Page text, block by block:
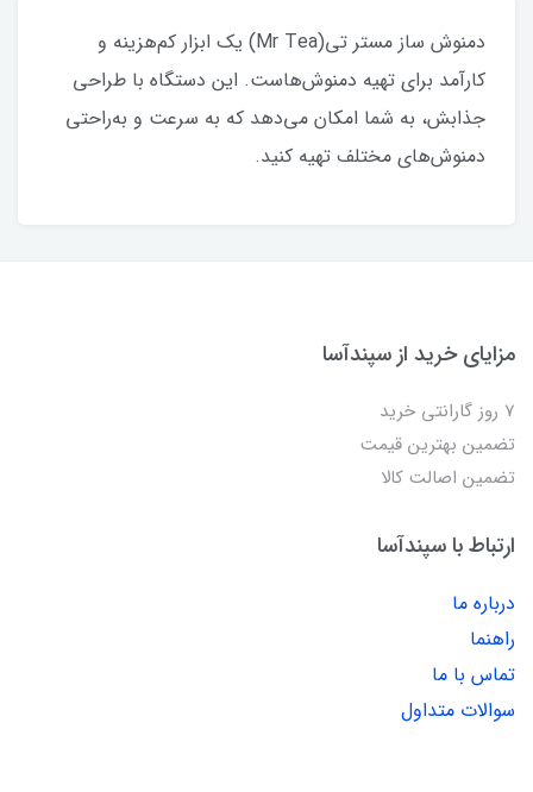
دمنوش ساز مستر تی(Mr Tea) یک ابزار کم‌هزینه و
کارآمد برای تهیه دمنوش‌هاست. این دستگاه با طراحی
جذابش، به شما امکان می‌دهد که به سرعت و به‌راحتی
دمنوش‌های مختلف تهیه کنید.
مزایای خرید از سپندآسا
7 روز گارانتی خرید
تضمین بهترین قیمت
تضمین اصالت کالا
ارتباط با سپندآسا
درباره ما
راهنما
تماس با ما
سوالات متداول